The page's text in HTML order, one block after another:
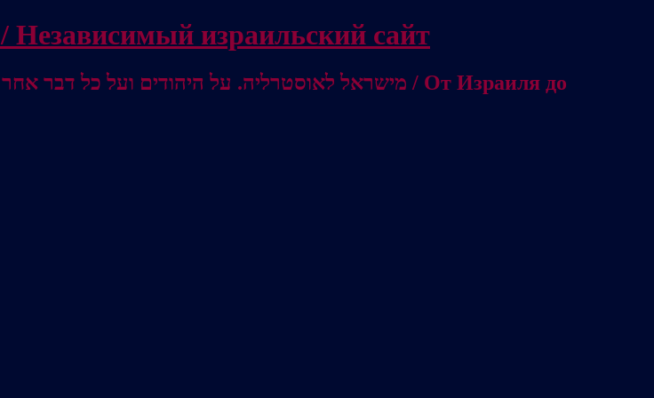
Independent Israeli site / אתר ישראלי עצמאי / Независимый израильский сайт